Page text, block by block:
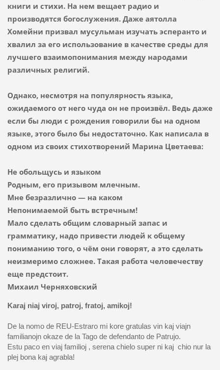
книги и стихи. На нем вещает радио и
производятся богослужения. Даже аятолла
Хомейни призвал мусульман изучать эсперанто и
хвалил за его использование в качестве среды для
лучшего взаимопонимания между народами
различных религий.
Однако, несмотря на популярность языка,
ожидаемого от него чуда он не произвёл. Ведь даже
если бы люди с рождения говорили бы на одном
языке, этого было бы недостаточно. Как написала в
одном из своих стихотворений Марина Цветаева:
Не обольщусь и языком
Родным, его призывом млечным.
Мне безразлично — на каком
Непонимаемой быть встречным!
Мало сделать общим словарный запас и
грамматику, надо привести людей к общему
пониманию того, о чём они говорят, а это сделать
неизмеримо сложнее. Такая работа человечеству
еще предстоит.
Михаил Черняховский
Karaj niaj viroj, patroj, fratoj, amikoj!
De la nomo de REU-Estraro mi kore gratulas vin kaj viajn
familianojn okaze de la Tago de defendanto de Patrujo.
Estu paco en viaj familioj , serena chielo super ni kaj chio nur la
plej bona kaj agrabla!